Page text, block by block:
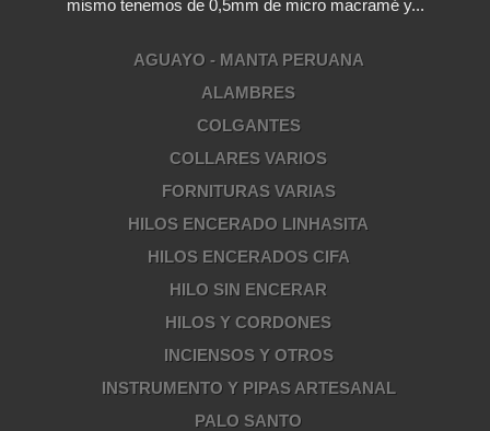
mismo tenemos de 0,5mm de micro macramé y...
AGUAYO - MANTA PERUANA
ALAMBRES
COLGANTES
COLLARES VARIOS
FORNITURAS VARIAS
HILOS ENCERADO LINHASITA
HILOS ENCERADOS CIFA
HILO SIN ENCERAR
HILOS Y CORDONES
INCIENSOS Y OTROS
INSTRUMENTO Y PIPAS ARTESANAL
PALO SANTO